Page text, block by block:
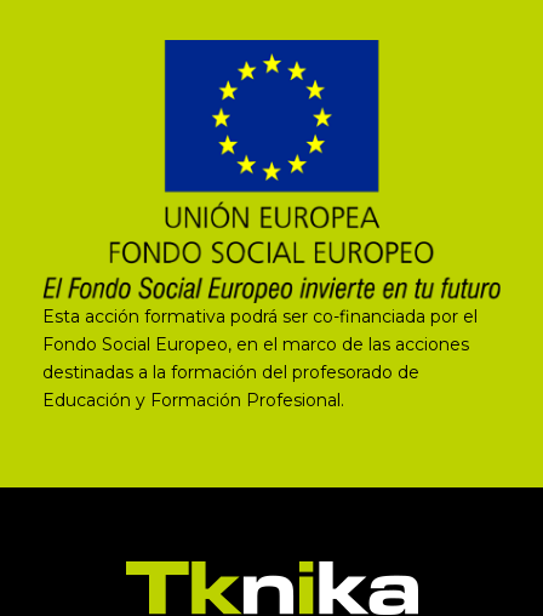
Esta acción formativa podrá ser co-financiada por el
Fondo Social Europeo, en el marco de las acciones
destinadas a la formación del profesorado de
Educación y Formación Profesional.